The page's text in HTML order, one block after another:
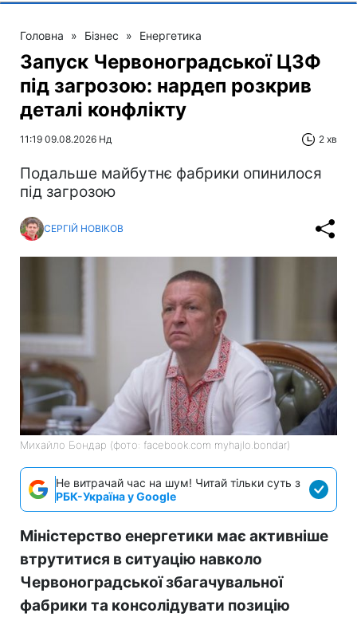
Головна » Бізнес » Енергетика
Запуск Червоноградської ЦЗФ
під загрозою: нардеп розкрив
деталі конфлікту
11:19 09.08.2026 Нд 2 хв
Подальше майбутнє фабрики опинилося
під загрозою
СЕРГІЙ НОВІКОВ
Михайло Бондар (фото: facebook.com myhajlo.bondar)
Не витрачай час на шум! Читай тільки суть з
РБК-Україна у Google
Міністерство енергетики має активніше
втрутитися в ситуацію навколо
Червоноградської збагачувальної
фабрики та консолідувати позицію